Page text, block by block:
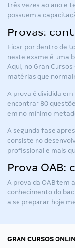
três vezes ao ano e
possuem a
Provas:
Ficar por dentro de
neste exame é uma
Aqui, no Gran
matérias que
A prova é dividida
encontrar 80
em no mínimo
A segunda fase
consiste no
profissional e mais
Prova OAB:
A prova da OAB tem
conhecimento do
a se preparar hoje
GRAN CURSOS